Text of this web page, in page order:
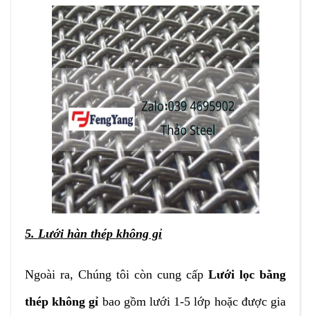
5. Lưới hàn thép không gỉ
Ngoài ra, Chúng tôi còn cung cấp Lưới lọc bằng
thép không gỉ bao gồm lưới 1-5 lớp hoặc được gia